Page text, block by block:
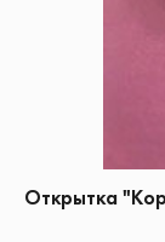
Открытка